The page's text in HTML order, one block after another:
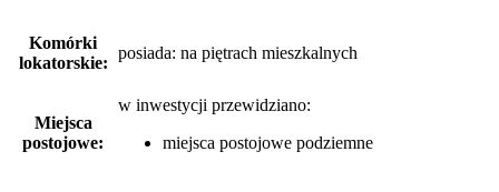
Komórki
lokatorskie:
posiada: na piętrach mieszkalnych
Miejsca
postojowe:
w inwestycji przewidziano:
miejsca postojowe podziemne